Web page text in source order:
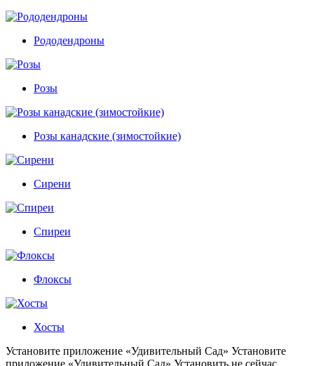
Рододендроны
Розы
Розы канадские (зимостойкие)
Сирени
Спиреи
Флоксы
Хосты
Установите приложение «Удивительный Сад» Установите
приложение «Удивительный Сад» Установить не сейчас